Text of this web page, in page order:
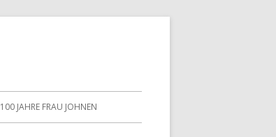
100 JAHRE FRAU JOHNEN